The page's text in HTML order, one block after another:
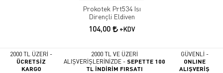
Prokotek Prt534 Isı
Dirençli Eldiven
104,00 +KDV
2000 TL ÜZERİ -
ÜCRETSİZ
KARGO
2000 TL VE ÜZERİ
ALIŞVERİŞLERİNİZDE -SEPETTE 100
TL İNDİRİM FIRSATI
GÜVENLİ -
ONLINE
ALIŞVERİŞ